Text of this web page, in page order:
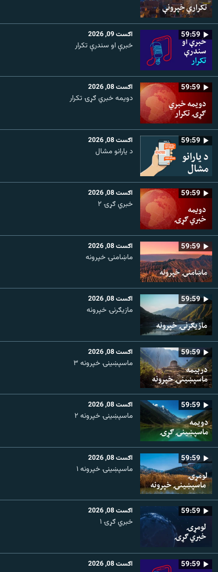
59:59 اګست 09, 2026
خبرې او سندرې تکرار
59:59 اګست 08, 2026
دویمه خبري ګړۍ تکرار
59:59 اګست 08, 2026
د یارانو مشال
59:59 اګست 08, 2026
خبري ګړۍ ۲
59:59 اګست 08, 2026
ماښامنۍ خپرونه
59:59 اګست 08, 2026
مازیګرنۍ خپرونه
59:59 اګست 08, 2026
ماسپښینۍ خپرونه ۳
59:59 اګست 08, 2026
ماسپښينۍ خپرونه ۲
59:59 اګست 08, 2026
ماسپښينۍ خپرونه ۱
59:59 اګست 08, 2026
خبري ګړۍ ۱
59:59 اګست 08, 2026